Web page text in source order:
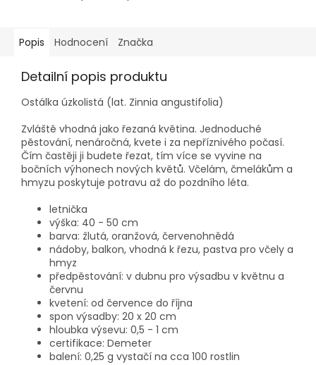
Popis Hodnocení Značka
Detailní popis produktu
Ostálka úzkolistá (lat. Zinnia angustifolia)
Zvláště vhodná jako řezaná květina. Jednoduché
pěstování, nenáročná, kvete i za nepříznivého počasí.
Čím častěji ji budete řezat, tím více se vyvine na
bočních výhonech nových květů. Včelám, čmelákům a
hmyzu poskytuje potravu až do pozdního léta.
letnička
výška: 40 - 50 cm
barva: žlutá, oranžová, červenohnědá
nádoby, balkon, vhodná k řezu, pastva pro včely a
hmyz
předpěstování: v dubnu pro výsadbu v květnu a
červnu
kvetení: od července do října
spon výsadby: 20 x 20 cm
hloubka výsevu: 0,5 - 1 cm
certifikace: Demeter
balení: 0,25 g vystačí na cca 100 rostlin